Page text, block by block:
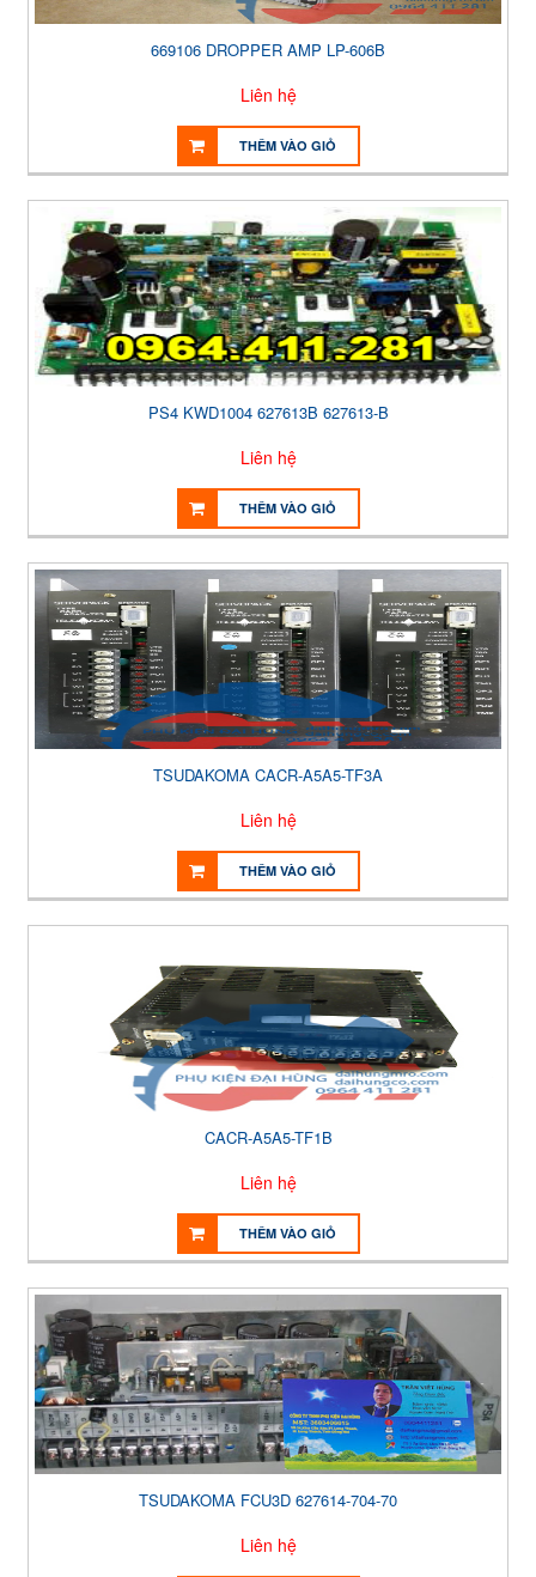
669106 DROPPER AMP LP-606B
Liên hệ
THÊM VÀO GIỎ
PS4 KWD1004 627613B 627613-B
Liên hệ
THÊM VÀO GIỎ
TSUDAKOMA CACR-A5A5-TF3A
Liên hệ
THÊM VÀO GIỎ
CACR-A5A5-TF1B
Liên hệ
THÊM VÀO GIỎ
TSUDAKOMA FCU3D 627614-704-70
Liên hệ